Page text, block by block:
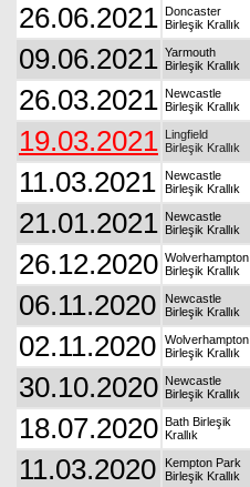
26.06.2021 Doncaster
Birleşik Krallık
09.06.2021 Yarmouth
Birleşik Krallık
26.03.2021 Newcastle
Birleşik Krallık
19.03.2021 Lingfield
Birleşik Krallık
11.03.2021
Newcastle
Birleşik Krallık
21.01.2021 Newcastle
Birleşik Krallık
26.12.2020 Wolverhampton
Birleşik Krallık
06.11.2020
Newcastle
Birleşik Krallık
02.11.2020
Wolverhampton
Birleşik Krallık
30.10.2020 Newcastle
Birleşik Krallık
18.07.2020 Bath Birleşik
Krallık
11.03.2020
Kempton Park
Birleşik Krallık